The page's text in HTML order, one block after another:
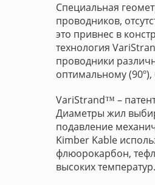
Специальная
проводников,
это привнес в
технология
проводники
оптимальному
VariStrand™ –
Диаметры жил
подавление
Kimber Kable
флюорокарбон,
высоких температур.